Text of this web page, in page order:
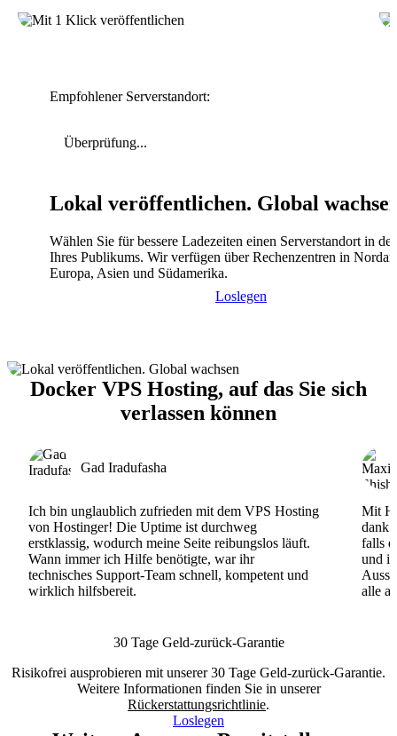
Empfohlener Serverstandort:
Überprüfung...
Lokal veröffentlichen. Global
Wählen Sie für bessere Ladezeiten einen Serverstandort in
Ihres Publikums. Wir verfügen über Rechenzentren in
Europa, Asien und Südamerika.
Loslegen
Docker VPS Hosting, auf das Sie sich
verlassen können
Gad Iradufasha
Ich bin unglaublich zufrieden mit dem VPS Hosting
von Hostinger! Die Uptime ist durchweg
erstklassig, wodurch meine Seite reibungslos läuft.
Wann immer ich Hilfe benötigte, war ihr
technisches Support-Team schnell, kompetent und
wirklich hilfsbereit.
Mit
dank
falls
und
alle
30 Tage Geld-zurück-Garantie
Risikofrei ausprobieren mit unserer 30 Tage Geld-zurück-Garantie.
Weitere Informationen finden Sie in unserer
Rückerstattungsrichtlinie.
Loslegen